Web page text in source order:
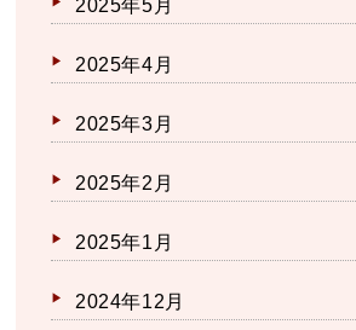
2025年5月
2025年4月
2025年3月
2025年2月
2025年1月
2024年12月